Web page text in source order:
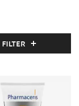
og plager med
FILTER